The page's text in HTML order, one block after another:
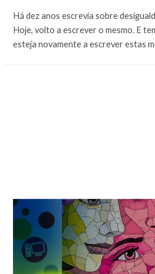
Há dez anos escrevia sobre
Hoje, volto a escrever o mesmo. E
esteja novamente a escrever estas